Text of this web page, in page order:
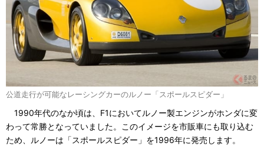
公道走行が可能なレーシングカーのルノー「スポールスピダー」
1990年代のなか頃は、F1においてルノー製エンジンがホンダに変
わって常勝となっていました。このイメージを市販車にも取り込む
ため、ルノーは「スポールスピダー」を1996年に発売します。